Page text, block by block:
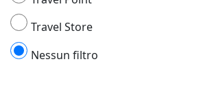
Travel Store
Nessun filtro